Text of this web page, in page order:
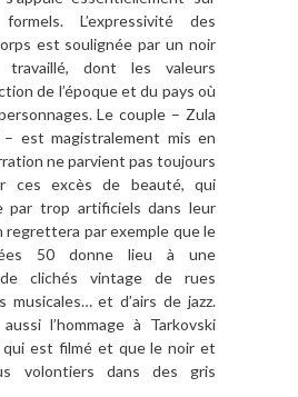
L’expressivité des
est soulignée par un noir
dont les valeurs
de l’époque et du pays où
Le couple – Zula
est magistralement mis en
ne parvient pas toujours
ces excès de beauté, qui
par trop artificiels dans leur
regrettera par exemple que le
50 donne lieu à une
clichés vintage de rues
musicales… et d’airs de jazz.
l’hommage à Tarkovski
qui est filmé et que le noir et
volontiers dans des gris